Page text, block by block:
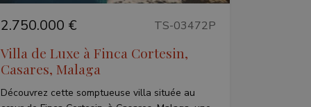
2.750.000 € TS-03472P
Villa de Luxe à Finca Cortesin,
Casares, Malaga
Découvrez cette somptueuse villa située au